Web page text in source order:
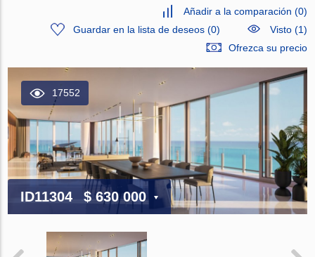
Añadir a la comparación (0)
Guardar en la lista de deseos(0)
Visto (1)
Ofrezca su precio
17552
ID11304 $ 630 000